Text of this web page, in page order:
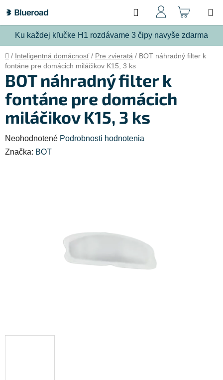
na
obsah
Ku každej kľučke H1 rozdávame 3 čipy navyše zdarma
Hľadať
Domov
/ Inteligentná domácnosť / Pre zvieratá / BOT náhradný filter k
fontáne pre domácich miláčikov K15, 3 ks
BOT náhradný filter k
fontáne pre domácich
miláčikov K15, 3 ks
Priemerné
hodnotenie
Neohodnotené Podrobnosti hodnotenia
Značka: BOT